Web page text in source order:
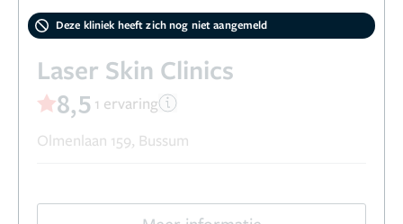
Deze kliniek heeft zich nog niet aangemeld
Laser Skin Clinics
8,5 1 ervaring
Olmenlaan 159, Bussum